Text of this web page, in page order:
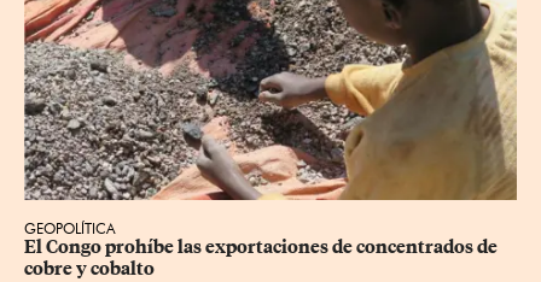
GEOPOLÍTICA
El Congo prohíbe las exportaciones de concentrados de
cobre y cobalto